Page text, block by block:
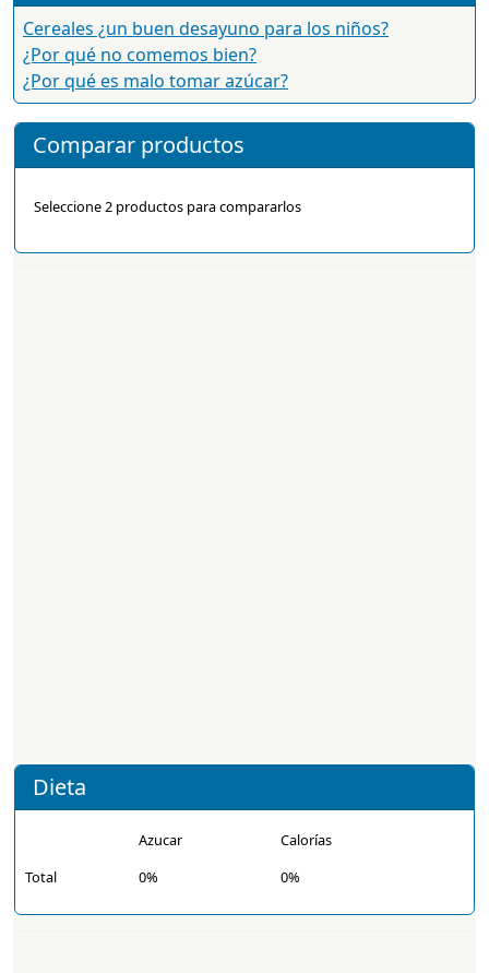
Cereales ¿un buen desayuno para los niños?
¿Por qué no comemos bien?
¿Por qué es malo tomar azúcar?
Comparar productos
Seleccione 2 productos para compararlos
Dieta
Azucar
Calorías
Total
0% 0%